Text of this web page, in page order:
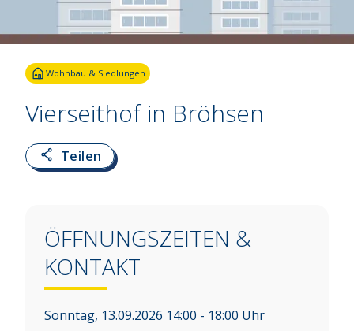
Wohnbau & Siedlungen
Vierseithof in Bröhsen
Teilen
ÖFFNUNGSZEITEN &
KONTAKT
Sonntag, 13.09.2026 14:00 - 18:00 Uhr